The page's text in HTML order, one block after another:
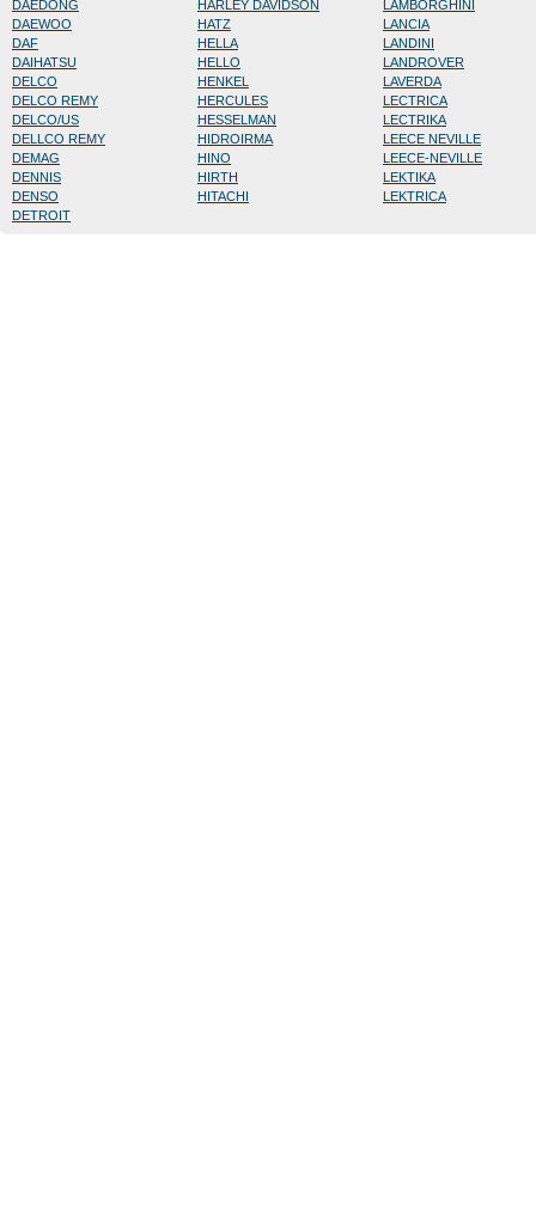
DAEDONG
DAEWOO
DAF
DAIHATSU
DELCO
DELCO REMY
DELCO/US
DELLCO REMY
DEMAG
DENNIS
DENSO
DETROIT
HARLEY DAVIDSON
HATZ
HELLA
HELLO
HENKEL
HERCULES
HESSELMAN
HIDROIRMA
HINO
HIRTH
HITACHI
LAMBORGHINI
LANCIA
LANDINI
LANDROVER
LAVERDA
LECTRICA
LECTRIKA
LEECE NEVILLE
LEECE-NEVILLE
LEKTIKA
LEKTRICA